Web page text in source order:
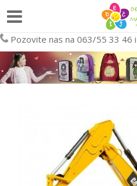
Pozovite nas na 063/55 33 46